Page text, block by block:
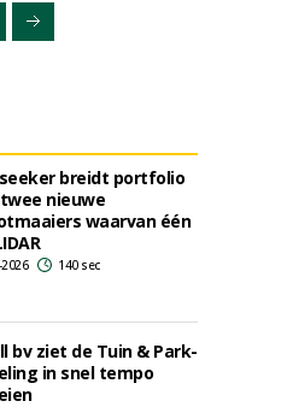
breidt portfolio
nieuwe
waarvan één
140 sec
bv ziet de Tuin & Park-
in snel tempo